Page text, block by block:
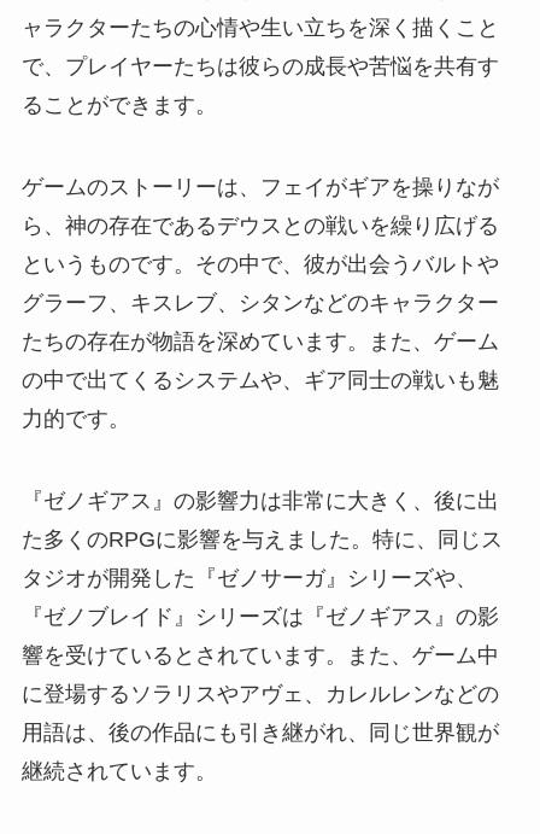
ャラクターたちの心情や生い立ちを深く描くこと
で、プレイヤーたちは彼らの成長や苦悩を共有す
ることができます。
ゲームのストーリーは、フェイがギアを操りなが
ら、神の存在であるデウスとの戦いを繰り広げる
というものです。その中で、彼が出会うバルトや
グラーフ、キスレブ、シタンなどのキャラクター
たちの存在が物語を深めています。また、ゲーム
の中で出てくるシステムや、ギア同士の戦いも魅
力的です。
『ゼノギアス』の影響力は非常に大きく、後に出
た多くのRPGに影響を与えました。特に、同じス
タジオが開発した『ゼノサーガ』シリーズや、
『ゼノブレイド』シリーズは『ゼノギアス』の影
響を受けているとされています。また、ゲーム中
に登場するソラリスやアヴェ、カレルレンなどの
用語は、後の作品にも引き継がれ、同じ世界観が
継続されています。